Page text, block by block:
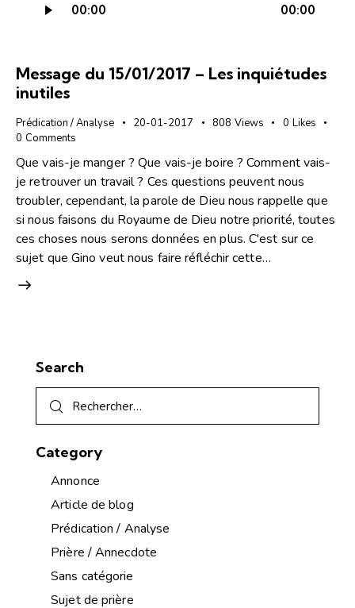
audio
00:00 00:00
Message du 15/01/2017 – Les inquiétudes
inutiles
Prédication / Analyse 20-01-2017 808 Views 0 Likes
0 Comments
Que vais-je manger ? Que vais-je boire ? Comment vais-
je retrouver un travail ? Ces questions peuvent nous
troubler, cependant, la parole de Dieu nous rappelle que
si nous faisons du Royaume de Dieu notre priorité, toutes
ces choses nous serons données en plus. C'est sur ce
sujet que Gino veut nous faire réfléchir cette…
Search
Category
Annonce
Article de blog
Prédication / Analyse
Prière / Annecdote
Sans catégorie
Sujet de prière